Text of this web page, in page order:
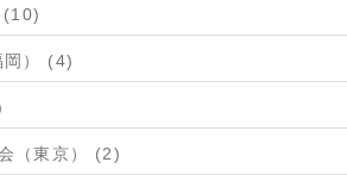
(10)
岡） (4)
（東京） (2)